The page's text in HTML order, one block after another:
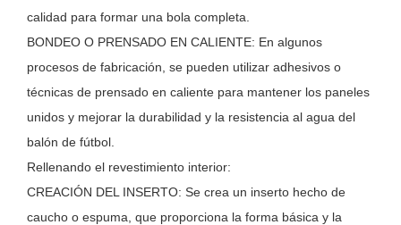
calidad para formar una bola completa.
BONDEO O PRENSADO EN CALIENTE: En algunos
procesos de fabricación, se pueden utilizar adhesivos o
técnicas de prensado en caliente para mantener los paneles
unidos y mejorar la durabilidad y la resistencia al agua del
balón de fútbol.
Rellenando el revestimiento interior:
CREACIÓN DEL INSERTO: Se crea un inserto hecho de
caucho o espuma, que proporciona la forma básica y la